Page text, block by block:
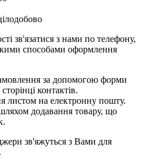
зв'язатися з нами по телефону,
способами оформлення
за допомогою форми
контактів.
листом на електронну пошту.
додавання товару, що
зв'яжуться з Вами для